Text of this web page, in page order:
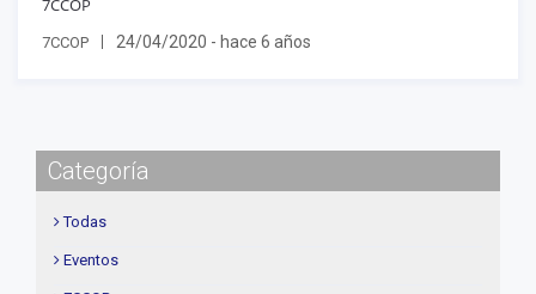
7CCOP
7CCOP 24/04/2020 - hace 6 años
Categoría
Todas
Eventos